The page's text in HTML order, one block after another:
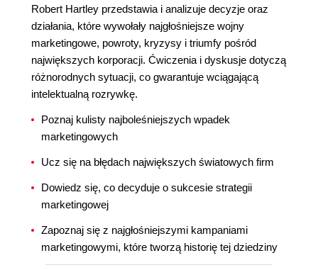
Robert Hartley przedstawia i analizuje decyzje oraz
działania, które wywołały najgłośniejsze wojny
marketingowe, powroty, kryzysy i triumfy pośród
największych korporacji. Ćwiczenia i dyskusje dotyczą
różnorodnych sytuacji, co gwarantuje wciągającą
intelektualną rozrywkę.
Poznaj kulisty najboleśniejszych wpadek
marketingowych
Ucz się na błędach największych światowych firm
Dowiedz się, co decyduje o sukcesie strategii
marketingowej
Zapoznaj się z najgłośniejszymi kampaniami
marketingowymi, które tworzą historię tej dziedziny